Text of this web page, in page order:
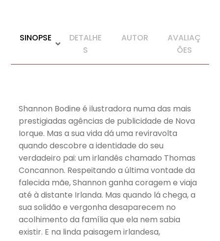
SINOPSE
DETALHE
S
AUTOR
AVALIAÇ
ÕES
Shannon Bodine é ilustradora numa das mais
prestigiadas agências de publicidade de Nova
Iorque. Mas a sua vida dá uma reviravolta
quando descobre a identidade do seu
verdadeiro pai: um irlandês chamado Thomas
Concannon. Respeitando a última vontade da
falecida mãe, Shannon ganha coragem e viaja
até à distante Irlanda. Mas quando lá chega, a
sua solidão e vergonha desaparecem no
acolhimento da família que ela nem sabia
existir. E na linda paisagem irlandesa,